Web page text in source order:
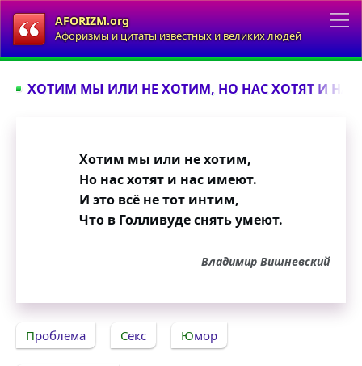
AFORIZM.org
Афоризмы и цитаты известных и великих людей
ХОТИМ МЫ ИЛИ НЕ ХОТИМ, НО НАС ХОТЯТ И
Хотим мы или не хотим,
Но нас хотят и нас имеют.
И это всё не тот интим,
Что в Голливуде снять умеют.
Владимир Вишневский
Проблема Секс Юмор